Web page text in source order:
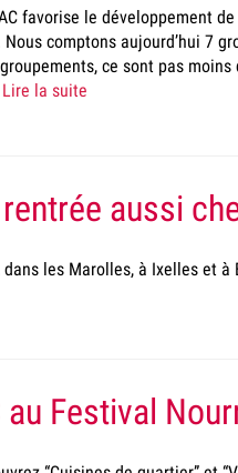
favorise le développement
comptons aujourd’hui 7
ce sont pas
Lire la suite
aussi
les Marolles, à Ixelles et
au Festival